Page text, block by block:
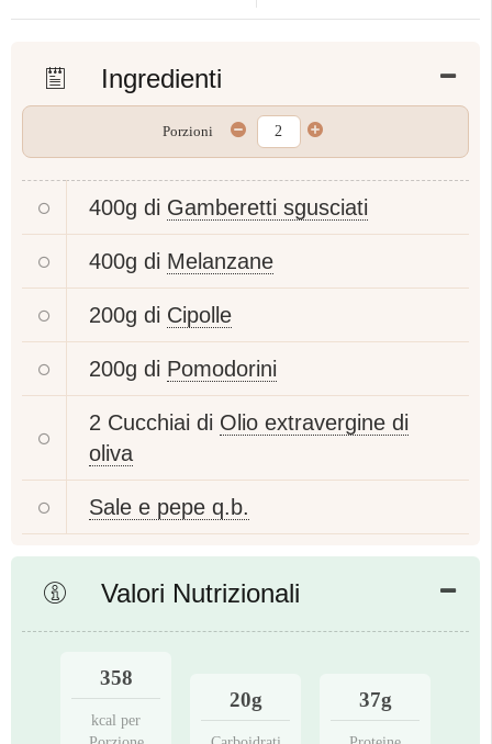
Ingredienti
Porzioni
400g di Gamberetti sgusciati
400g di Melanzane
200g di Cipolle
200g di Pomodorini
2 Cucchiai di Olio extravergine di
oliva
Sale e pepe q.b.
Valori Nutrizionali
358
kcal per
20g 37g